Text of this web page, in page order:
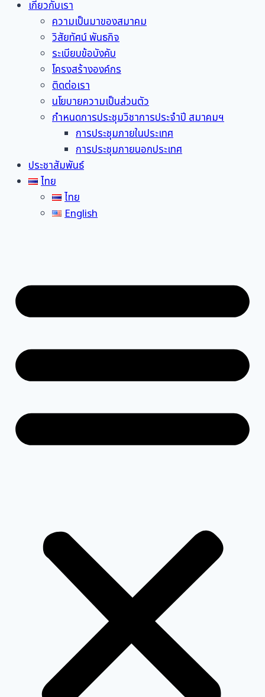
เกี่ยวกับเรา
ความเป็นมาของสมาคม
วิสัยทัศน์ พันธกิจ
ระเบียบข้อบังคับ
โครงสร้างองค์กร
ติดต่อเรา
นโยบายความเป็นส่วนตัว
กำหนดการประชุมวิชาการประจำปี สมาคมฯ
การประชุมภายในประเทศ
การประชุมภายนอกประเทศ
ประชาสัมพันธ์
ไทย
ไทย
English